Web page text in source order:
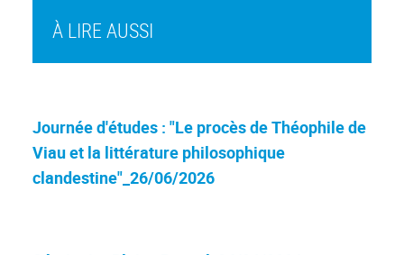
À LIRE AUSSI
Journée d'études : "Le procès de Théophile de
Viau et la littérature philosophique
clandestine"_26/06/2026